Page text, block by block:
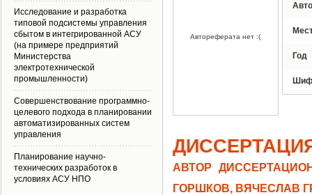
Автореферата нет :(
Год
АВТОР
ГОРШКОВ, ВЯЧЕСЛАВ
Исследование и разработка
типовой подсистемы управления
сбытом в интегрированной АСУ
(на примере предприятий
Министерства
электротехнической
промышленности)
Совершенствование программно-
целевого подхода в планировании
автоматизированных систем
управления
Планирование научно-
технических разработок в
условиях АСУ НПО